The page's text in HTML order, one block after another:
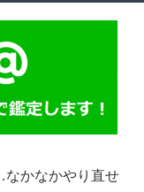
かなかやり直せ